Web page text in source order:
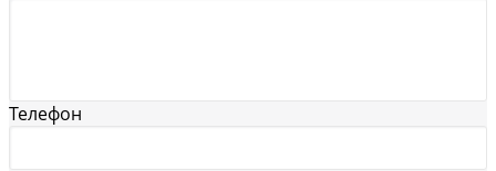
Телефон